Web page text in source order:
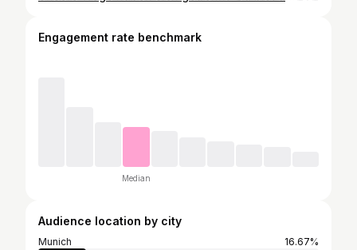
Engagement rate benchmark
Median
Audience location by city
Munich
16.67%